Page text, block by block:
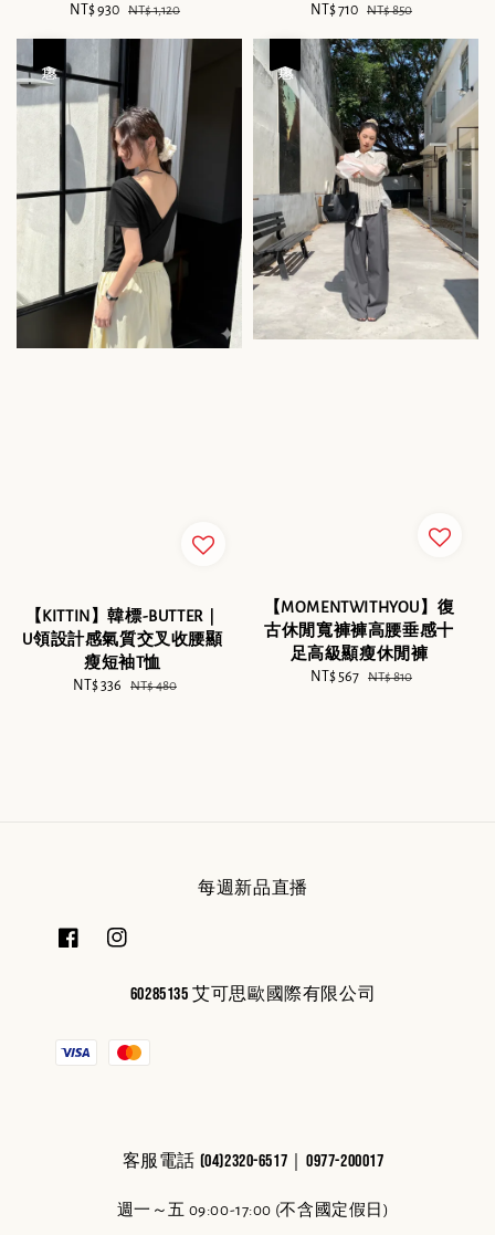
Sale
NT$ 930 Regular
NT$ 1,120
Sale
NT$ 710 Regular
NT$ 850
【KITTIN】韓標-BUTTER｜
U領設計感氣質交叉收腰顯
瘦短袖T恤
Sale
NT$ 336
Regular
NT$ 480
【MOMENTWITHYOU】復
古休閒寬褲褲高腰垂感十
足高級顯瘦休閒褲
Sale
NT$ 567 Regular
NT$ 810
每週新品直播
60285135 艾可思歐國際有限公司
客服電話 (04)2320-6517｜0977-200017
週一～五 09:00-17:00 (不含國定假日)